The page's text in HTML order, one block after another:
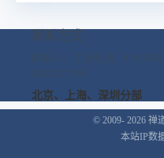
联系方式
联系人：丁芝 电话：
1481227768
北京、上海、深圳分部
© 2009- 2026 禅
本站IP数